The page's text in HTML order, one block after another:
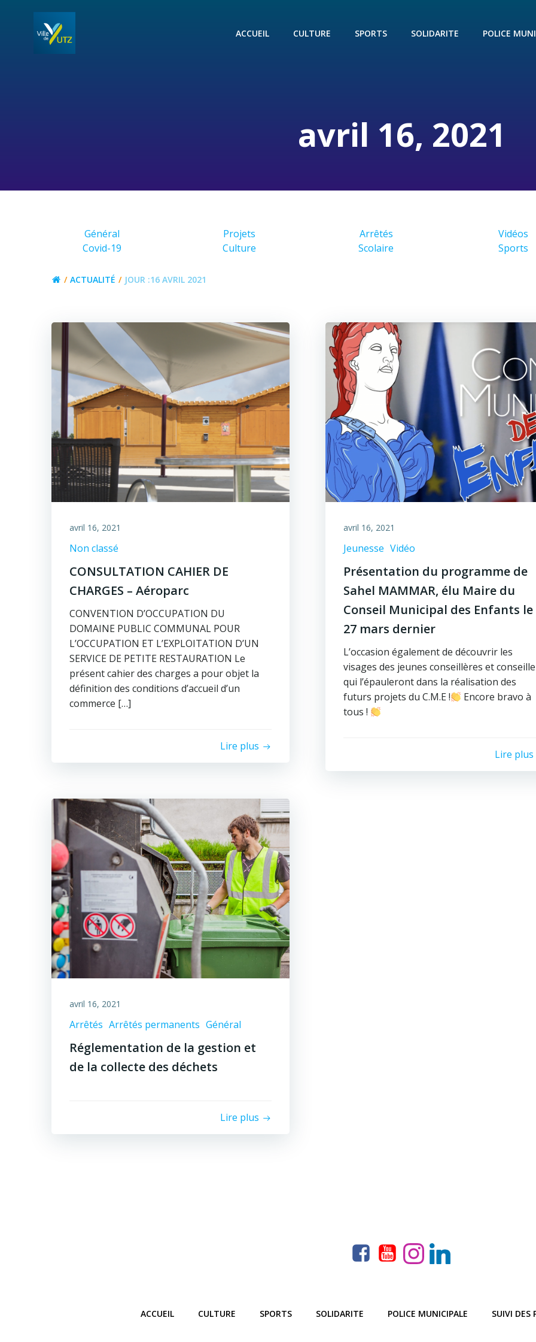
ACCUEIL CULTURE SPORTS SOLIDARITE POLICE
avril 16, 2021
Général Projets Arrêtés
Vidéos
Covid-19
Culture Scolaire Sports
ACTUALITÉ JOUR :16 AVRIL 2021
avril 16, 2021
Non classé
CONSULTATION CAHIER DE
CHARGES – Aéroparc
CONVENTION D’OCCUPATION DU
DOMAINE PUBLIC COMMUNAL POUR
L’OCCUPATION ET L’EXPLOITATION D’UN
SERVICE DE PETITE RESTAURATION Le
présent cahier des charges a pour objet la
définition des conditions d’accueil d’un
commerce […]
Lire plus
avril 16, 2021
Jeunesse Vidéo
Présentation du programme de
Sahel MAMMAR, élu Maire du
Conseil Municipal des Enfants le
27 mars dernier
L’occasion également de découvrir les
visages des jeunes conseillères et
qui l’épauleront dans la réalisation des
futurs projets du C.M.E !
Encore bravo à
tous !
Lire plus
avril 16, 2021
Arrêtés Arrêtés permanents Général
Réglementation de la gestion et
de la collecte des déchets
Lire plus
ACCUEIL CULTURE SPORTS SOLIDARITE POLICE MUNICIPALE SUIVI DES